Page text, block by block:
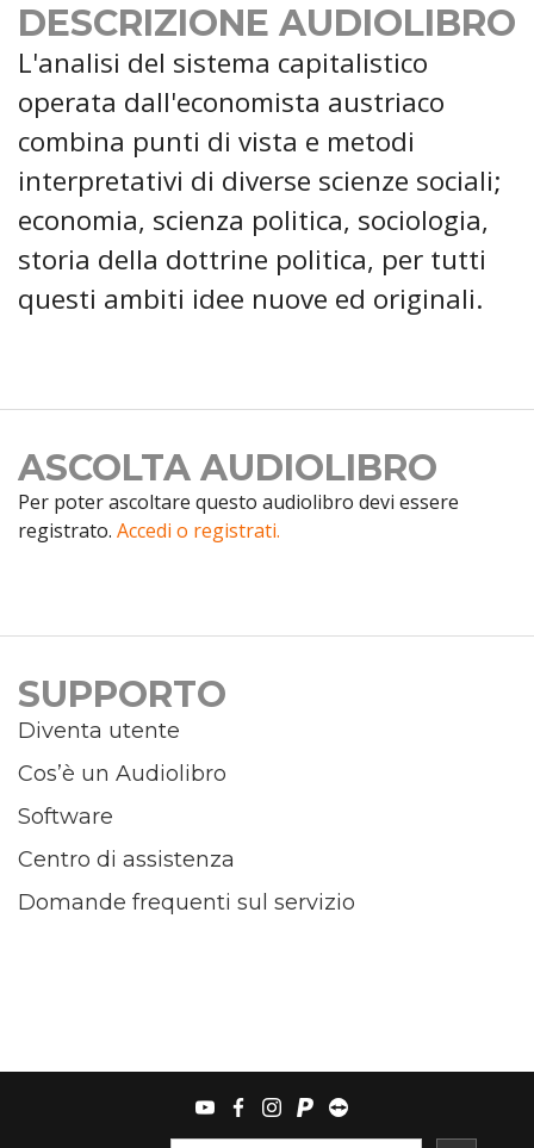
DESCRIZIONE AUDIOLIBRO
L'analisi del sistema capitalistico
operata dall'economista austriaco
combina punti di vista e metodi
interpretativi di diverse scienze sociali;
economia, scienza politica, sociologia,
storia della dottrine politica, per tutti
questi ambiti idee nuove ed originali.
ASCOLTA AUDIOLIBRO
Per poter ascoltare questo audiolibro devi essere
registrato. Accedi o registrati.
SUPPORTO
Diventa utente
Cos’è un Audiolibro
Software
Centro di assistenza
Domande frequenti sul servizio
youtubefacebook
instagram
paypalteamviewer